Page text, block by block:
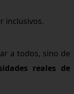
inclusivos.
a todos, sino de
reales de